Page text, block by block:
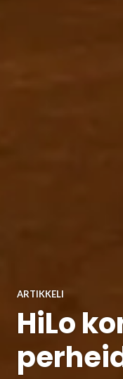
ARTIKKELI
HiLo